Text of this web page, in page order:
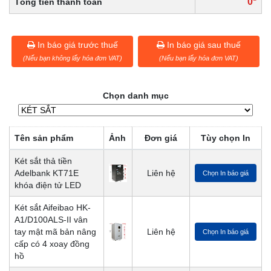
In báo giá sau thuế
(Nếu bạn lấy hóa đơn VAT)
In báo giá trước thuế
(Nếu bạn không lấy hóa đơn VAT)
Chọn danh mục
Tên sản phẩm Ảnh Đơn giá Tùy chọn In
Két sắt thả tiền
Adelbank KT71E
khóa điện tử LED
Liên hệ Chọn In báo giá
Két sắt Aifeibao HK-
A1/D100ALS-II vân
tay mật mã bản nâng
cấp có 4 xoay đồng
hồ
Liên hệ Chọn In báo giá